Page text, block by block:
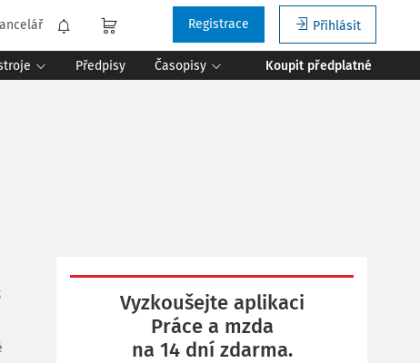
Přihlásit
Registrace
Předpisy Časopisy Koupit předplatné
Vyzkoušejte aplikaci
Práce a mzda
na 14 dní zdarma.